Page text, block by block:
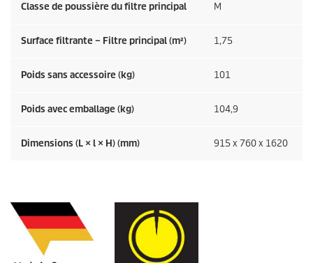
Classe de poussière du filtre principal M
Surface filtrante – Filtre principal (m²) 1,75
Poids sans accessoire (kg) 101
Poids avec emballage (kg) 104,9
Dimensions (L × l × H) (mm) 915 x 760 x 1620